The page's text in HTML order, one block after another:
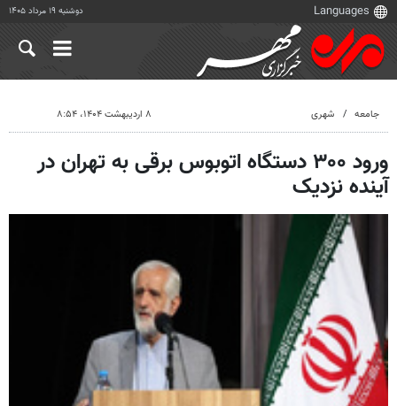
دوشنبه ۱۹ مرداد ۱۴۰۵
جامعه شهری ۸ اردیبهشت ۱۴۰۴، ۸:۵۴
ورود ۳۰۰ دستگاه اتوبوس برقی به تهران در
آینده نزدیک